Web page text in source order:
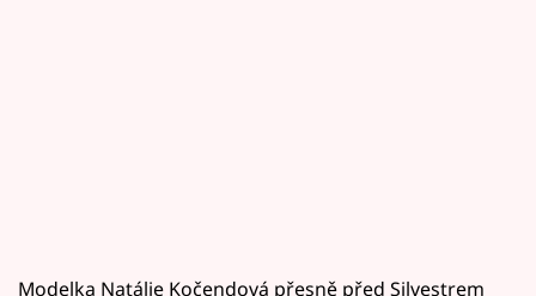
Modelka Natálie Kočendová přesně před Silvestrem